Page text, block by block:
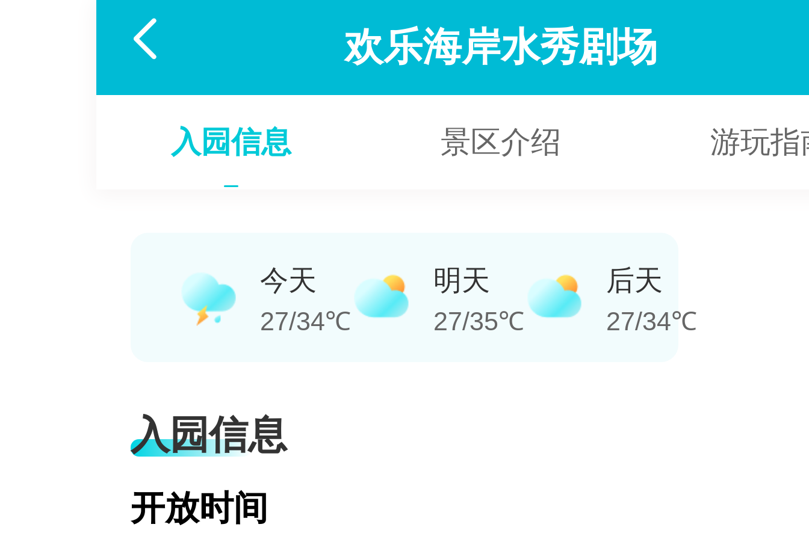
 欢乐海岸水秀剧场
入园信息 景区介绍 游玩指
今天
27/34℃
明天
27/35℃
后天
27/34℃
入园信息
开放时间